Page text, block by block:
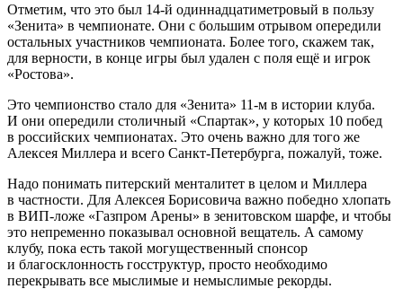
Отметим, что это был 14-й одиннадцатиметровый в пользу
«Зенита» в чемпионате. Они с большим отрывом опередили
остальных участников чемпионата. Более того, скажем так,
для верности, в конце игры был удален с поля ещё и игрок
«Ростова».
Это чемпионство стало для «Зенита» 11-м в истории клуба.
И они опередили столичный «Спартак», у которых 10 побед
в российских чемпионатах. Это очень важно для того же
Алексея Миллера и всего Санкт-Петербурга, пожалуй, тоже.
Надо понимать питерский менталитет в целом и Миллера
в частности. Для Алексея Борисовича важно победно хлопать
в ВИП-ложе «Газпром Арены» в зенитовском шарфе, и чтобы
это непременно показывал основной вещатель. А самому
клубу, пока есть такой могущественный спонсор
и благосклонность госструктур, просто необходимо
перекрывать все мыслимые и немыслимые рекорды.